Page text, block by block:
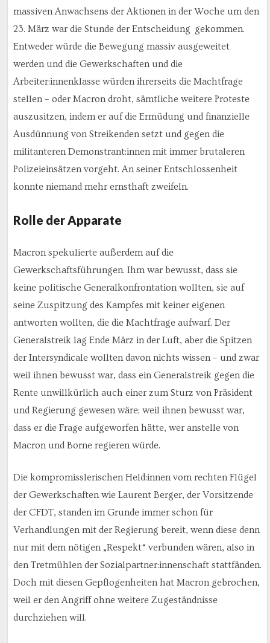
massiven Anwachsens der Aktionen in der Woche um den
23. März war die Stunde der Entscheidung gekommen.
Entweder würde die Bewegung massiv ausgeweitet
werden und die Gewerkschaften und die
Arbeiter:innenklasse würden ihrerseits die Machtfrage
stellen – oder Macron droht, sämtliche weitere Proteste
auszusitzen, indem er auf die Ermüdung und finanzielle
Ausdünnung von Streikenden setzt und gegen die
militanteren Demonstrant:innen mit immer brutaleren
Polizeieinsätzen vorgeht. An seiner Entschlossenheit
konnte niemand mehr ernsthaft zweifeln.
Rolle der Apparate
Macron spekulierte außerdem auf die
Gewerkschaftsführungen. Ihm war bewusst, dass sie
keine politische Generalkonfrontation wollten, sie auf
seine Zuspitzung des Kampfes mit keiner eigenen
antworten wollten, die die Machtfrage aufwarf. Der
Generalstreik lag Ende März in der Luft, aber die Spitzen
der Intersyndicale wollten davon nichts wissen – und zwar
weil ihnen bewusst war, dass ein Generalstreik gegen die
Rente unwillkürlich auch einer zum Sturz von Präsident
und Regierung gewesen wäre; weil ihnen bewusst war,
dass er die Frage aufgeworfen hätte, wer anstelle von
Macron und Borne regieren würde.
Die kompromisslerischen Held:innen vom rechten Flügel
der Gewerkschaften wie Laurent Berger, der Vorsitzende
der CFDT, standen im Grunde immer schon für
Verhandlungen mit der Regierung bereit, wenn diese denn
nur mit dem nötigen „Respekt“ verbunden wären, also in
den Tretmühlen der Sozialpartner:innenschaft stattfänden.
Doch mit diesen Gepflogenheiten hat Macron gebrochen,
weil er den Angriff ohne weitere Zugeständnisse
durchziehen will.